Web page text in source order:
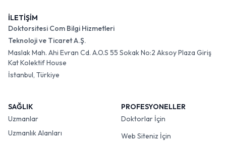
İLETİŞİM
Doktorsitesi Com Bilgi Hizmetleri
Teknoloji ve Ticaret A.Ş.
Maslak Mah. Ahi Evran Cd. A.O.S 55 Sokak No:2 Aksoy Plaza Giriş
Kat Kolektif House
İstanbul, Türkiye
SAĞLIK
Uzmanlar
Uzmanlık Alanları
PROFESYONELLER
Doktorlar İçin
Web Siteniz İçin